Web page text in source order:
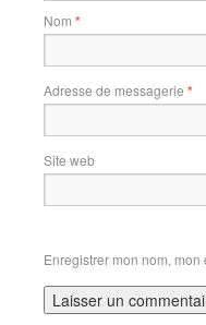
Nom *
Adresse de messagerie *
Site web
Enregistrer mon nom,